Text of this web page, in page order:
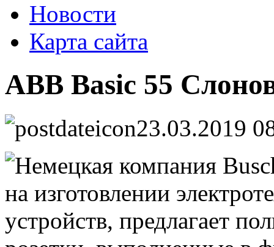
Новости
Карта сайта
ABB Basic 55
23.03.2019
Немецкая компания
на изготовлении
устройств, предлагает